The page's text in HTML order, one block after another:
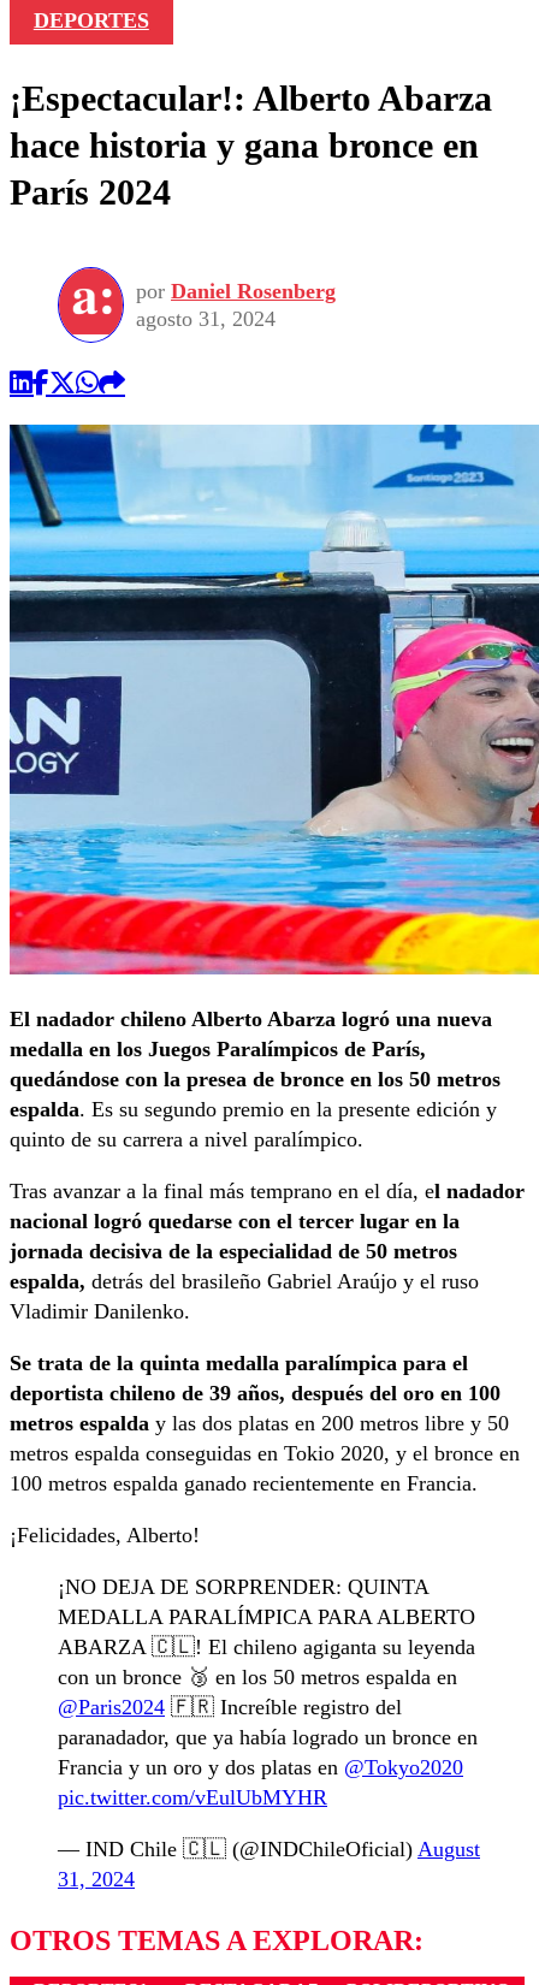
DEPORTES
¡Espectacular!: Alberto Abarza
hace historia y gana bronce en
París 2024
por Daniel Rosenberg
agosto 31, 2024
El nadador chileno Alberto Abarza logró una nueva
medalla en los Juegos Paralímpicos de París,
quedándose con la presea de bronce en los 50 metros
espalda. Es su segundo premio en la presente edición y
quinto de su carrera a nivel paralímpico.
Tras avanzar a la final más temprano en el día, el nadador
nacional logró quedarse con el tercer lugar en la
jornada decisiva de la especialidad de 50 metros
espalda, detrás del brasileño Gabriel Araújo y el ruso
Vladimir Danilenko.
Se trata de la quinta medalla paralímpica para el
deportista chileno de 39 años, después del oro en 100
metros espalda y las dos platas en 200 metros libre y 50
metros espalda conseguidas en Tokio 2020, y el bronce en
100 metros espalda ganado recientemente en Francia.
¡Felicidades, Alberto!
¡NO DEJA DE SORPRENDER: QUINTA
MEDALLA PARALÍMPICA PARA ALBERTO
ABARZA 🇨🇱! El chileno agiganta su leyenda
con un bronce 🥉 en los 50 metros espalda en
@Paris2024 🇫🇷 Increíble registro del
paranadador, que ya había logrado un bronce en
Francia y un oro y dos platas en @Tokyo2020
pic.twitter.com/vEulUbMYHR
— IND Chile 🇨🇱 (@INDChileOficial) August
31, 2024
OTROS TEMAS A EXPLORAR: